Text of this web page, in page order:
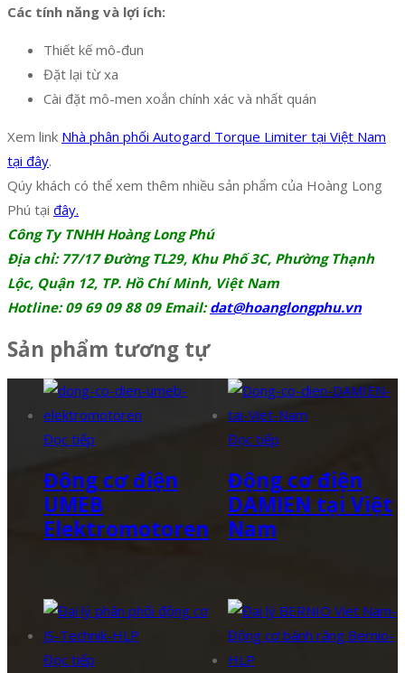
Các tính năng và lợi ích:
Thiết kế mô-đun
Đặt lại từ xa
Cài đặt mô-men xoắn chính xác và nhất quán
Xem link Nhà phân phối Autogard Torque Limiter tại Việt Nam
tại đây.
Qúy khách có thể xem thêm nhiều sản phẩm của Hoàng Long
Phú tại đây.
Công Ty TNHH Hoàng Long Phú
Địa chỉ: 77/17 Đường TL29, Khu Phố 3C, Phường Thạnh
Lộc, Quận 12, TP. Hồ Chí Minh, Việt Nam
Hotline: 09 69 09 88 09 Email: dat@hoanglongphu.vn
Sản phẩm tương tự
Đọc tiếp
Động cơ điện
UMEB
Elektromotoren
Đọc tiếp
Động cơ điện
DAMIEN tại Việt
Nam
Đọc tiếp